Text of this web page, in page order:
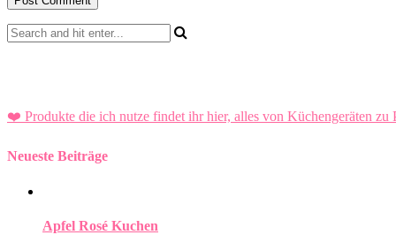
❤️ Produkte die ich nutze findet ihr hier, alles von Küchengeräten zu
Neueste Beiträge
Apfel Rosé Kuchen